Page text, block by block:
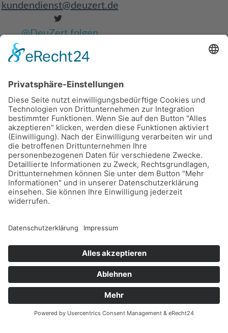
kundendienst@deuzert.de
@DeuZert folgen
Hochschulring 2
D-15745 Wildau, Berlin
Telefon: (03375)217459 0
Fax: (03375)217459 19
© 2026 Deuzert gmbh
Impressum
Webdesign Online Marketing United